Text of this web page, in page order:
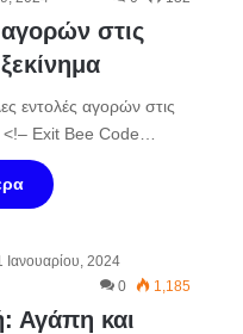
στις
εντολές αγορών στις
<!– Exit Bee Code…
Ιανουαρίου, 2024
0
1,185
Αγάπη και